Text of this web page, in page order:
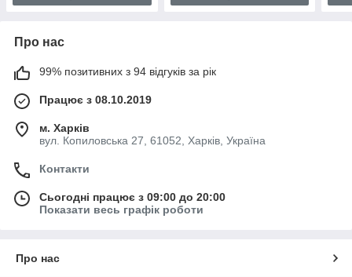
Про нас
99% позитивних з 94 відгуків за рік
Працює з 08.10.2019
м. Харків
вул. Копиловська 27, 61052, Харків, Україна
Контакти
Сьогодні працює з 09:00 до 20:00
Показати весь графік роботи
Про нас